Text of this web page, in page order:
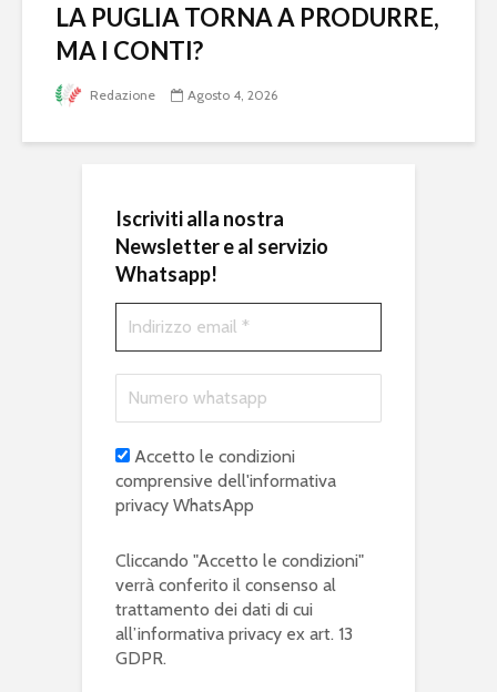
LA PUGLIA TORNA A PRODURRE,
MA I CONTI?
Redazione Agosto 4, 2026
Iscriviti alla nostra
Newsletter e al servizio
Whatsapp!
Accetto le condizioni
comprensive dell'informativa
privacy WhatsApp
Cliccando "Accetto le condizioni"
verrà conferito il consenso al
trattamento dei dati di cui
all’informativa privacy ex art. 13
GDPR.